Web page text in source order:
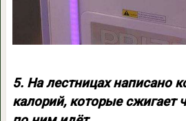
5. На лестницах написано
калорий, которые сжигает